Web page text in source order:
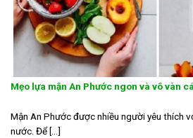
Mẹo lựa mận An Phước ngon và vô vàn
Mận An Phước được nhiều người yêu thích
nước. Để [...]